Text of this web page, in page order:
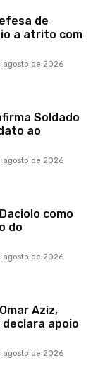
de
a atrito com
agosto de 2026
Soldado
ao
agosto de 2026
como
do
agosto de 2026
Aziz,
apoio
agosto de 2026